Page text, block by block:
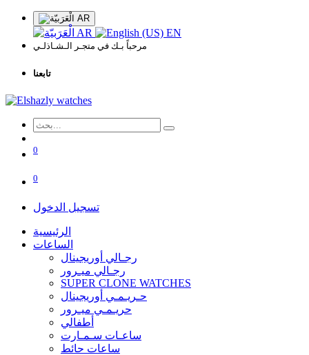
AR
AR EN
مرحباً بـك في متجـر الـشـاذلـي
تابعنا
0
0
تسجيل الدخول
الرئيسية
الساعات
رجـالي أوريجينال
رجـالي ميـرور
SUPER CLONE WATCHES
حـريـمـي أوريجينال
حريـمـي ميـرور
أطفالي
ساعـات سـمـارت
ساعات حائط